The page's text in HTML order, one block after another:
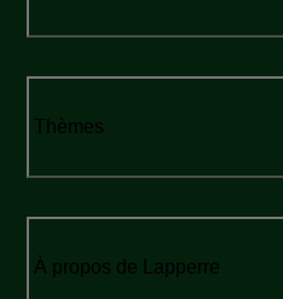
Thèmes
À propos de Lapperre